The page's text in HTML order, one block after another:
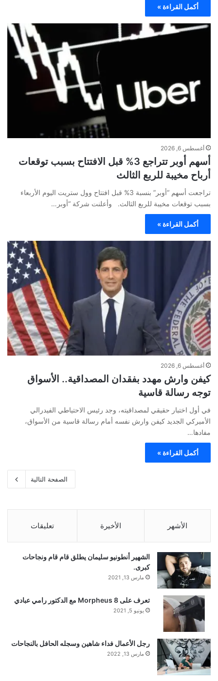
أكمل القراءة »
أغسطس 6, 2026
أسهم أوبر تتراجع 3% قبل الافتتاح بسبب توقعات
أرباح مخيبة للربع الثالث
تراجعت أسهم “أوبر” بنسبة 3% قبل افتتاح وول ستريت اليوم الأربعاء
بسبب توقعات مخيبة للربع الثالث. وأعلنت شركة “أوبر…
أكمل القراءة »
أغسطس 6, 2026
كيفن وارش مهدد بفقدان المصداقية.. الأسواق
توجه رسالة قاسية
في أول اختبار حقيقي لمصداقيته، وجد رئيس الاحتياطي الفيدرالي
الأميركي الجديد كيفن وارش نفسه أمام رسالة قاسية من الأسواق،
مفادها…
أكمل القراءة »
الصفحة التالية
الأشهر الأخيرة تعليقات
الشهير أنطونيو سليمان يطلق قام قام ونجاحات
كبرى.
مارس 13, 2021
تعرف على Morpheus 8 مع الدكتور رامي عبادي
يونيو 5, 2021
رجل الأعمال فداء شاهين وسجله الحافل بالنجاحات
مارس 13, 2022